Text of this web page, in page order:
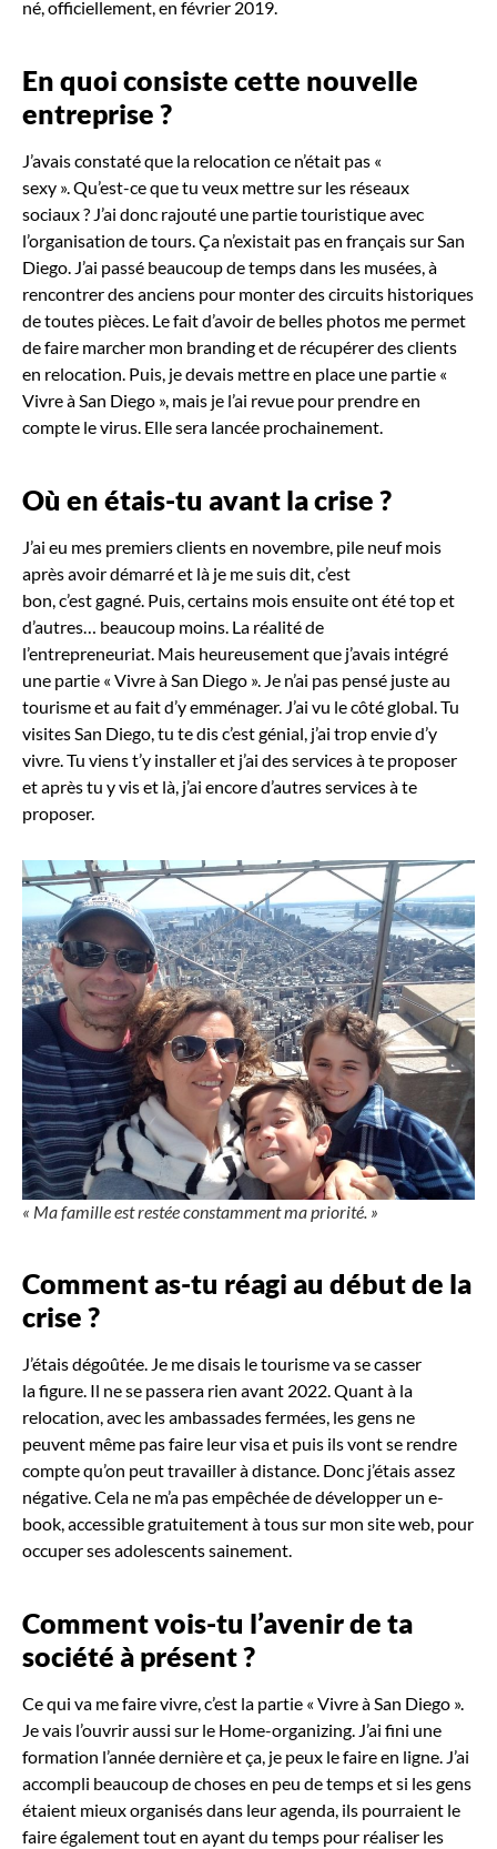
né, officiellement, en février 2019.
En quoi consiste cette nouvelle
entreprise ?
J’avais constaté que la relocation ce n’était pas «
sexy ». Qu’est-ce que tu veux mettre sur les réseaux
sociaux ? J’ai donc rajouté une partie touristique avec
l’organisation de tours. Ça n’existait pas en français sur San
Diego. J’ai passé beaucoup de temps dans les musées, à
rencontrer des anciens pour monter des circuits historiques
de toutes pièces. Le fait d’avoir de belles photos me permet
de faire marcher mon branding et de récupérer des clients
en relocation. Puis, je devais mettre en place une partie «
Vivre à San Diego », mais je l’ai revue pour prendre en
compte le virus. Elle sera lancée prochainement.
Où en étais-tu avant la crise ?
J’ai eu mes premiers clients en novembre, pile neuf mois
après avoir démarré et là je me suis dit, c’est
bon, c’est gagné. Puis, certains mois ensuite ont été top et
d’autres… beaucoup moins. La réalité de
l’entrepreneuriat. Mais heureusement que j’avais intégré
une partie « Vivre à San Diego ». Je n’ai pas pensé juste au
tourisme et au fait d’y emménager. J’ai vu le côté global. Tu
visites San Diego, tu te dis c’est génial, j’ai trop envie d’y
vivre. Tu viens t’y installer et j’ai des services à te proposer
et après tu y vis et là, j’ai encore d’autres services à te
proposer.
« Ma famille est restée constamment ma priorité. »
Comment as-tu réagi au début de la
crise ?
J’étais dégoûtée. Je me disais le tourisme va se casser
la figure. Il ne se passera rien avant 2022. Quant à la
relocation, avec les ambassades fermées, les gens ne
peuvent même pas faire leur visa et puis ils vont se rendre
compte qu’on peut travailler à distance. Donc j’étais assez
négative. Cela ne m’a pas empêchée de développer un e-
book, accessible gratuitement à tous sur mon site web, pour
occuper ses adolescents sainement.
Comment vois-tu l’avenir de ta
société à présent?
Ce qui va me faire vivre, c’est la partie « Vivre à San Diego ».
Je vais l’ouvrir aussi sur le Home-organizing. J’ai fini une
formation l’année dernière et ça, je peux le faire en ligne. J’ai
accompli beaucoup de choses en peu de temps et si les gens
étaient mieux organisés dans leur agenda, ils pourraient le
faire également tout en ayant du temps pour réaliser les